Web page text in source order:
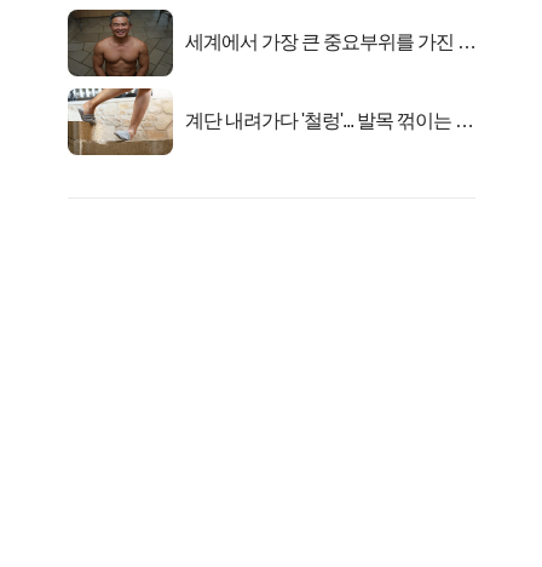
세계에서 가장 큰 중요부위를 가진 남
계단 내려가다 '철렁'... 발목 꺾이는 이